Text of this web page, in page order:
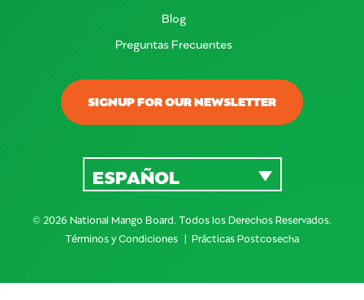
SIGNUP FOR OUR NEWSLETTER
Blog
Preguntas Frecuentes
© 2026 National Mango Board. Todos los Derechos Reservados.
Términos y Condiciones
Prácticas Postcosecha
ESPAÑOL